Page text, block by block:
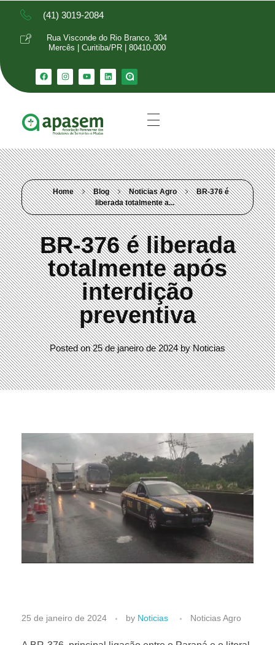
(41) 3019-2084
Rua Visconde do Rio Branco, 304
Mercês | Curitiba/PR | 80410-000
Home Blog Noticias Agro
BR-376 é
liberada totalmente a...
BR-376 é liberada
totalmente após
interdição
preventiva
Posted on 25 de janeiro de 2024 by Noticias
B
25 de janeiro de 2024 by Noticias Noticias Agro